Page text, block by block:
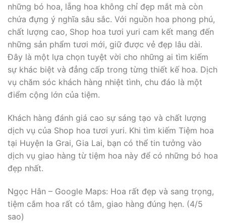
những bó hoa, lẵng hoa không chỉ đẹp mắt mà còn
chứa đựng ý nghĩa sâu sắc. Với nguồn hoa phong phú,
chất lượng cao, Shop hoa tươi yuri cam kết mang đến
những sản phẩm tươi mới, giữ được vẻ đẹp lâu dài.
Đây là một lựa chọn tuyệt vời cho những ai tìm kiếm
sự khác biệt và đẳng cấp trong từng thiết kế hoa. Dịch
vụ chăm sóc khách hàng nhiệt tình, chu đáo là một
điểm cộng lớn của tiệm.
Khách hàng đánh giá cao sự sáng tạo và chất lượng
dịch vụ của Shop hoa tươi yuri. Khi tìm kiếm Tiệm hoa
tại Huyện Ia Grai, Gia Lai, bạn có thể tin tưởng vào
dịch vụ giao hàng từ tiệm hoa này để có những bó hoa
đẹp nhất.
Ngọc Hân – Google Maps: Hoa rất đẹp và sang trọng,
tiệm cắm hoa rất có tâm, giao hàng đúng hẹn. (4/5
sao)